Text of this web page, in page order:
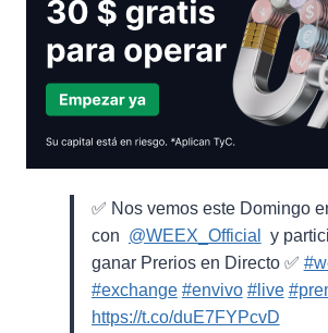
✅ Nos vemos este Domingo
con ⁨ @WEEX_Official
y
ganar Prerios en Directo ✅
#exchange #envivo #live
https://t.co/duE7FYPcvD